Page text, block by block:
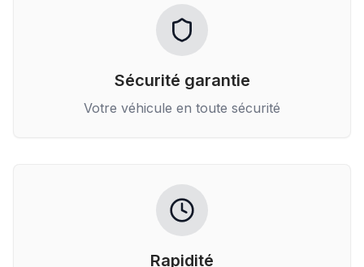
Sécurité garantie
Votre véhicule en toute sécurité
Rapidité